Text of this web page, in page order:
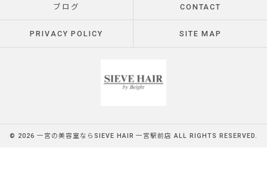
ブログ CONTACT
PRIVACY POLICY SITE MAP
© 2026 一宮の美容室ならSIEVE HAIR 一宮駅前店 ALL RIGHTS RESERVED.